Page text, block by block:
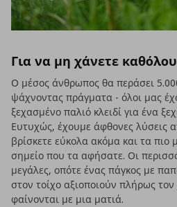
Για να μη χάνετε
Ο μέσος άνθρωπος θα περάσει
ψάχνοντας πράγματα - όλοι μας
ξεχασμένο παλιό κλειδί για ένα
Ευτυχώς, έχουμε άφθονες λύσεις
βρίσκετε εύκολα ακόμα και τα πιο
σημείο που τα αφήσατε. Οι
μεγάλες, οπότε ένας πάγκος με
στον τοίχο αξιοποιούν πλήρως
φαίνονται με μια ματιά.